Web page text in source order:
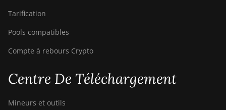
Tarification
Pools compatibles
Compte à rebours Crypto
Centre De Téléchargement
Mineurs et outils